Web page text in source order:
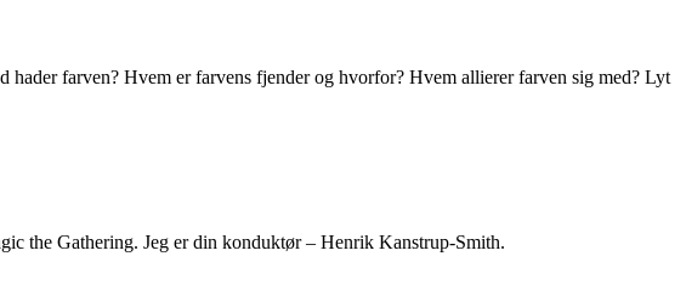
farven? Hvem er farvens fjender og hvorfor? Hvem allierer farven sig med? Lyt
the Gathering. Jeg er din konduktør – Henrik Kanstrup-Smith.